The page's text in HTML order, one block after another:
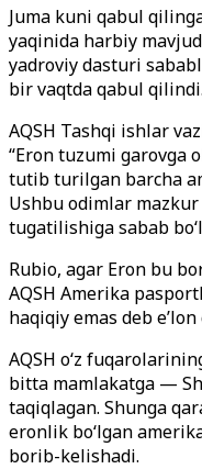
Juma kuni qabul
yaqinida harbiy
yadroviy dasturi
bir vaqtda qabul qilindi.
AQSH Tashqi ishlar
“Eron tuzumi garovga
tutib turilgan barcha
Ushbu odimlar mazkur
tugatilishiga sabab
Rubio, agar Eron bu
AQSH Amerika
haqiqiy emas deb
AQSH o‘z
bitta mamlakatga —
taqiqlagan. Shunga
eronlik bo‘lgan
borib-kelishadi.